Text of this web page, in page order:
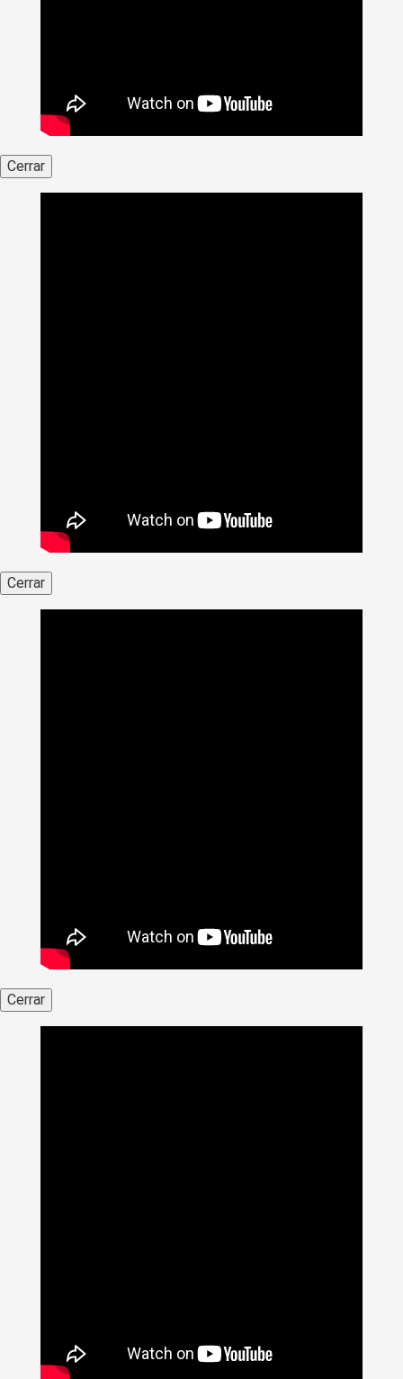
Cerrar
Cerrar
Cerrar